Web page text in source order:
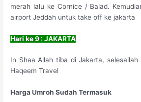
merah lalu ke Cornice / Balad.
airport Jeddah untuk take off ke jakarta
Hari ke 9 : JAKARTA
In Shaa Allah tiba di Jakarta, selesailah
Haqeem Travel
Harga Umroh Sudah Termasuk